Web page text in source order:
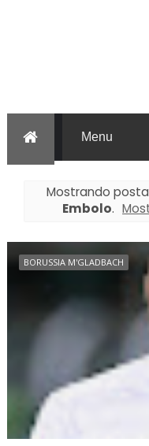
Mostrando
Embolo.
BORUSSIA M'GLADBACH